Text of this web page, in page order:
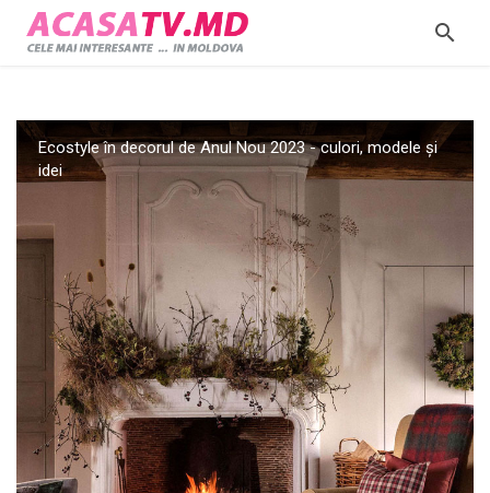
Ecostyle în decorul de Anul Nou 2023 - culori, modele și
idei